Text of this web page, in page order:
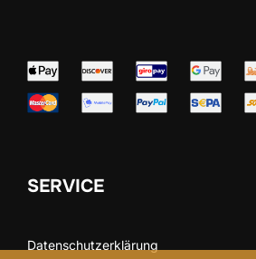
SERVICE
Datenschutzerklärung